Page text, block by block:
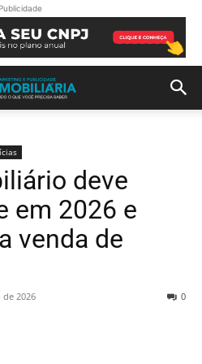
Publicidade
deve
em 2026 e
venda de
2026 0